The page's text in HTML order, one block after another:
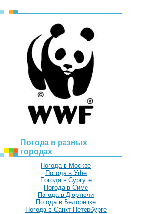
Погода в разных
городах
Погода в Москве
Погода в Уфе
Погода в Сургуте
Погода в Симе
Погода в Дюртюли
Погода в Белорецке
Погода в Санкт-Петербурге